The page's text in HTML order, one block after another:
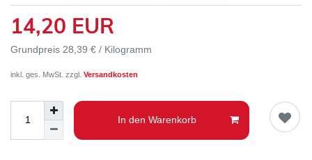
14,20 EUR
Grundpreis 28,39 € / Kilogramm
inkl. ges. MwSt. zzgl. Versandkosten
In den Warenkorb